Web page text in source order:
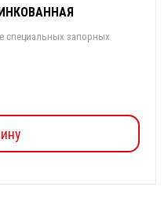
специальных запорных